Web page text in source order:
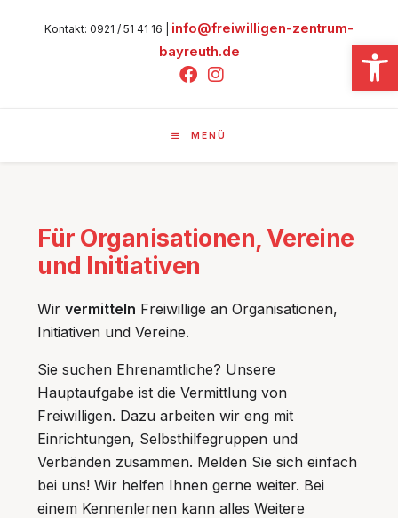
Kontakt: 0921 / 51 41 16 | info@freiwilligen-zentrum-
bayreuth.de
MENÜ
Für Organisationen, Vereine
und Initiativen
Wirvermitteln Freiwillige an Organisationen,
Initiativen und Vereine.
Sie suchen Ehrenamtliche? Unsere
Hauptaufgabe ist die Vermittlung von
Freiwilligen. Dazu arbeiten wir eng mit
Einrichtungen, Selbsthilfegruppen und
Verbänden zusammen. Melden Sie sich einfach
bei uns! Wir helfen Ihnen gerne weiter. Bei
einem Kennenlernen kann alles Weitere